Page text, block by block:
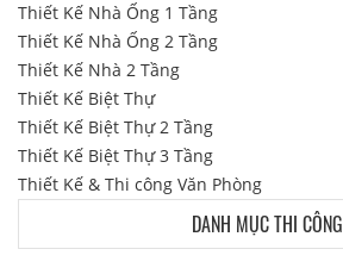
Thiết Kế Nhà Ống 1 Tầng
Thiết Kế Nhà Ống 2 Tầng
Thiết Kế Nhà 2 Tầng
Thiết Kế Biệt Thự
Thiết Kế Biệt Thự 2 Tầng
Thiết Kế Biệt Thự 3 Tầng
Thiết Kế & Thi công Văn Phòng
DANH MỤC THI CÔNG